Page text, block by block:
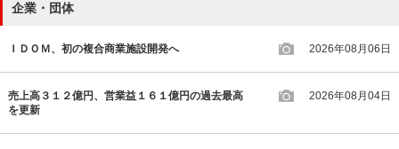
企業・団体
ＩＤＯＭ、初の複合商業施設開発へ 2026年08月06日
売上高３１２億円、営業益１６１億円の過去最高
を更新
2026年08月04日